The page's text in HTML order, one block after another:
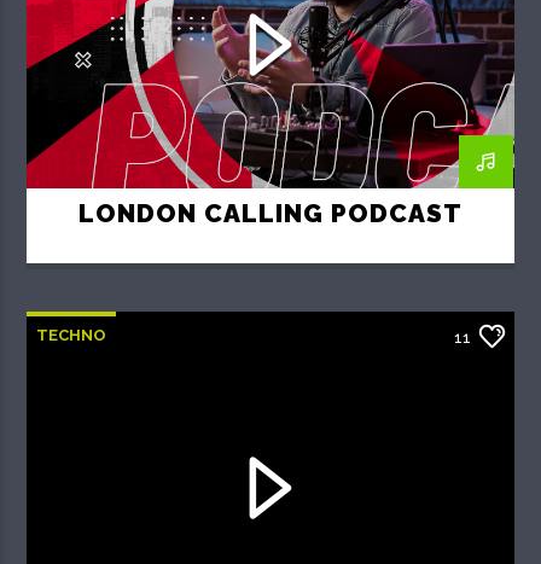
LONDON CALLING PODCAST
TECHNO 11